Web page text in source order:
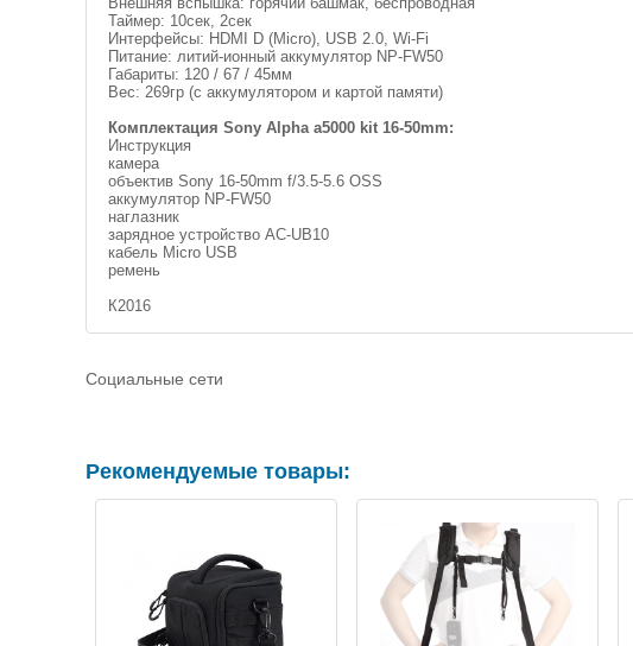
Таймер: 10сек, 2сек
Интерфейсы: HDMI D (Micro), USB 2.0, Wi-Fi
Питание: литий-ионный аккумулятор NP-FW50
Габариты: 120 / 67 / 45мм
Вес: 269гр (с аккумулятором и картой памяти)
Комплектация Sony Alpha a5000 kit 16-50mm:
Инструкция
камера
объектив Sony 16-50mm f/3.5-5.6 OSS
аккумулятор NP-FW50
наглазник
зарядное устройство AC-UB10
кабель Micro USB
ремень
К2016
Социальные сети
Рекомендуемые товары: